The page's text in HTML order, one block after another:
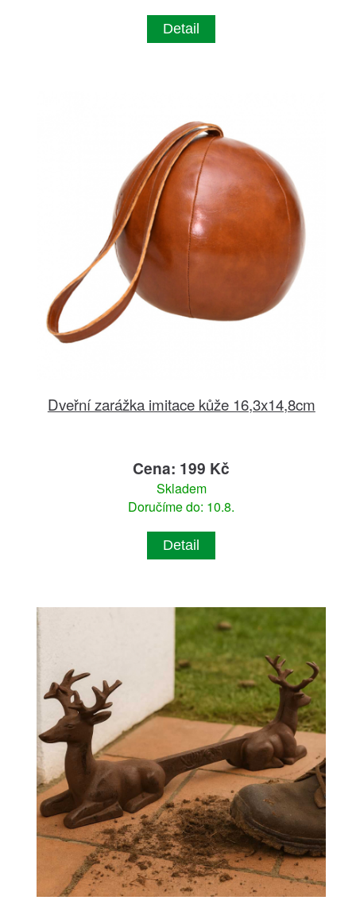
Detail
Dveřní zarážka imitace kůže 16,3x14,8cm
Cena: 199 Kč
Skladem
Doručíme do: 10.8.
Detail